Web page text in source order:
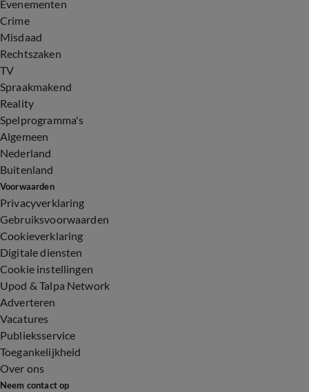
Evenementen
Crime
Misdaad
Rechtszaken
TV
Spraakmakend
Reality
Spelprogramma's
Algemeen
Nederland
Buitenland
Voorwaarden
Privacyverklaring
Gebruiksvoorwaarden
Cookieverklaring
Digitale diensten
Cookie instellingen
Upod & Talpa Network
Adverteren
Vacatures
Publieksservice
Toegankelijkheid
Over ons
Neem contact op